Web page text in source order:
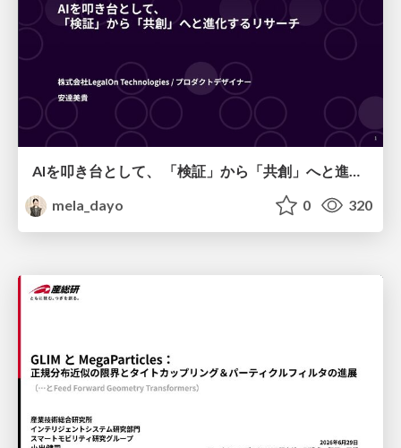
AIを叩き台として、 「検証」から「共創」へと進化するリサーチ
mela_dayo
0 320